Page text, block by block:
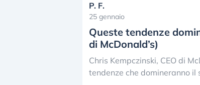
P. F.
25 gennaio
Queste tendenze
di McDonald’s)
Chris Kempczinski, CEO di
tendenze che domineranno